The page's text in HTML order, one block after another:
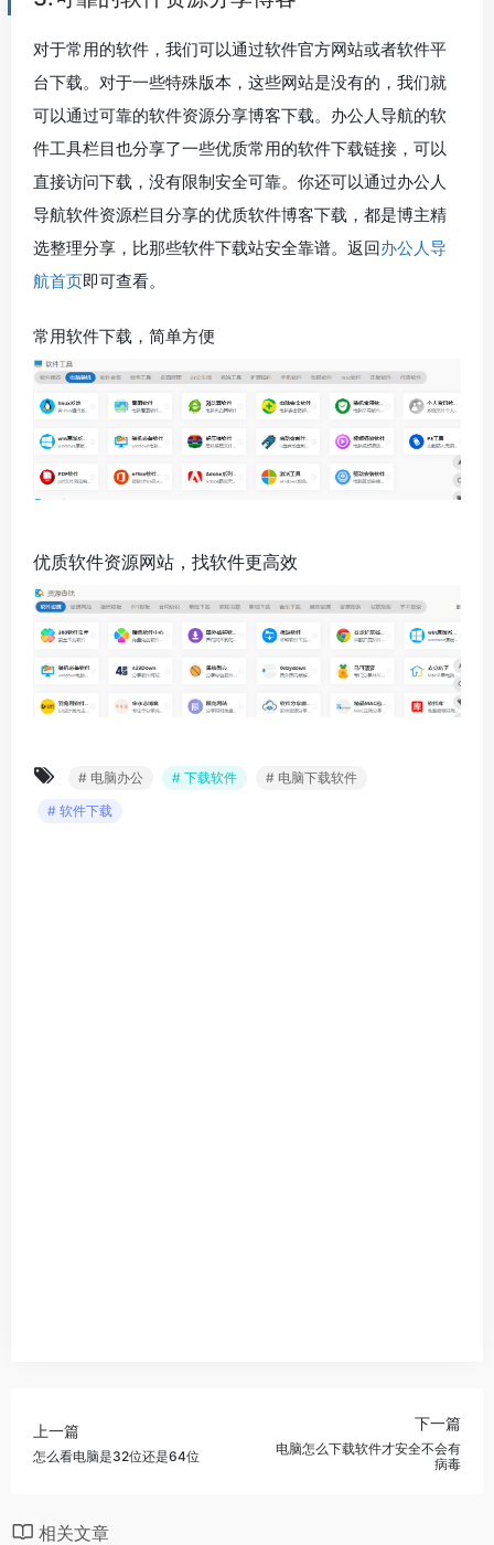
对于常用的软件，我们可以通过软件官方网站或者软件平
台下载。对于一些特殊版本，这些网站是没有的，我们就
可以通过可靠的软件资源分享博客下载。办公人导航的软
件工具栏目也分享了一些优质常用的软件下载链接，可以
直接访问下载，没有限制安全可靠。你还可以通过办公人
导航软件资源栏目分享的优质软件博客下载，都是博主精
选整理分享，比那些软件下载站安全靠谱。返回办公人导
航首页即可查看。
常用软件下载，简单方便
优质软件资源网站，找软件更高效
# 电脑办公 # 下载软件
# 电脑下载软件
# 软件下载
上一篇
怎么看电脑是32位还是64位
下一篇
电脑怎么下载软件才安全不会有
病毒
相关文章